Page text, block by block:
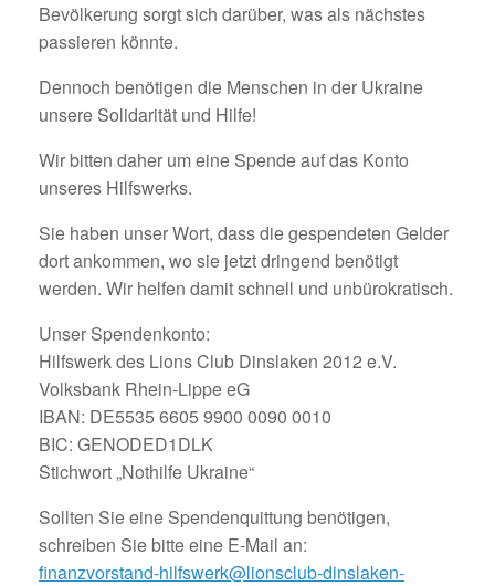
Bevölkerung sorgt sich darüber, was als nächstes
passieren könnte.
Dennoch benötigen die Menschen in der Ukraine
unsere Solidarität und Hilfe!
Wir bitten daher um eine Spende auf das Konto
unseres Hilfswerks.
Sie haben unser Wort, dass die gespendeten Gelder
dort ankommen, wo sie jetzt dringend benötigt
werden. Wir helfen damit schnell und unbürokratisch.
Unser Spendenkonto:
Hilfswerk des Lions Club Dinslaken 2012 e.V.
Volksbank Rhein-Lippe eG
IBAN: DE5535 6605 9900 0090 0010
BIC: GENODED1DLK
Stichwort „Nothilfe Ukraine“
Sollten Sie eine Spendenquittung benötigen,
schreiben Sie bitte eine E-Mail an:
finanzvorstand-hilfswerk@lionsclub-dinslaken-